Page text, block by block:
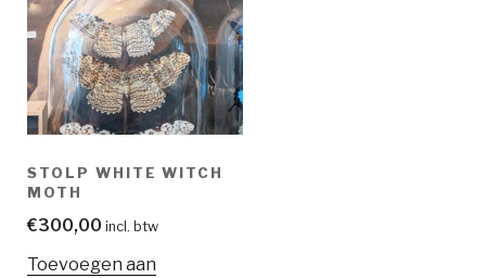
STOLP WHITE WITCH
MOTH
€300,00 incl. btw
Toevoegen aan